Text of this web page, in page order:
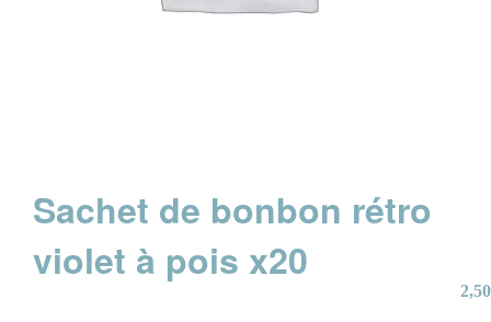
Sachet de bonbon rétro
violet à pois x20
2,50